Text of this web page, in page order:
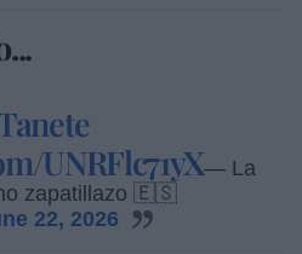
UNRFlc71yX— La
zapatillazo 🇪🇸
22, 2026